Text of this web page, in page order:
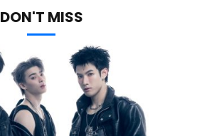
DON'T MISS